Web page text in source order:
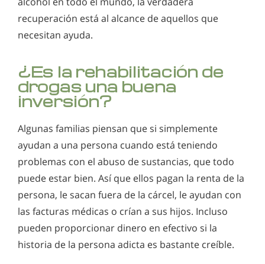
recuperación está al alcance de aquellos que
necesitan ayuda.
¿Es la rehabilitación de
drogas una buena
inversión?
Algunas familias piensan que si simplemente
ayudan a una persona cuando está teniendo
problemas con el abuso de sustancias, que todo
puede estar bien. Así que ellos pagan la renta de la
persona, le sacan fuera de la cárcel, le ayudan con
las facturas médicas o crían a sus hijos. Incluso
pueden proporcionar dinero en efectivo si la
historia de la persona adicta es bastante creíble.